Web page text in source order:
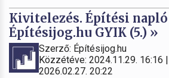
Kivitelezés. Építési
Építésijog.hu GYIK (5.) »
Szerző: Építésijog.hu
Közzétéve: 2024.11.29.
2026.02.27. 20:22